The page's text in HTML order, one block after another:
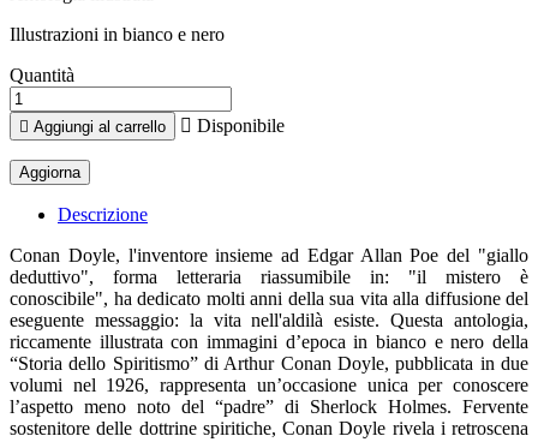
Illustrazioni in bianco e nero
Quantità
 Aggiungi al carrello  Disponibile
Descrizione
Conan Doyle, l'inventore insieme ad Edgar Allan Poe del "giallo
deduttivo", forma letteraria riassumibile in: "il mistero è
conoscibile", ha dedicato molti anni della sua vita alla diffusione del
eseguente messaggio: la vita nell'aldilà esiste. Questa antologia,
riccamente illustrata con immagini d’epoca in bianco e nero della
“Storia dello Spiritismo” di Arthur Conan Doyle, pubblicata in due
volumi nel 1926, rappresenta un’occasione unica per conoscere
l’aspetto meno noto del “padre” di Sherlock Holmes. Fervente
sostenitore delle dottrine spiritiche, Conan Doyle rivela i retroscena